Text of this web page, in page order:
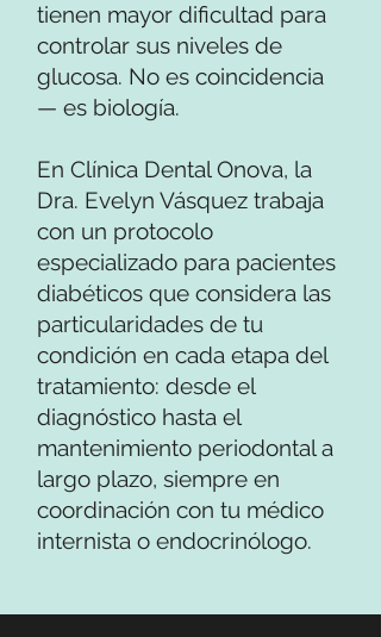
tienen mayor dificultad para
controlar sus niveles de
glucosa. No es coincidencia
— es biología.
En Clínica Dental Onova, la
Dra. Evelyn Vásquez trabaja
con un protocolo
especializado para pacientes
diabéticos que considera las
particularidades de tu
condición en cada etapa del
tratamiento: desde el
diagnóstico hasta el
mantenimiento periodontal a
largo plazo, siempre en
coordinación con tu médico
internista o endocrinólogo.